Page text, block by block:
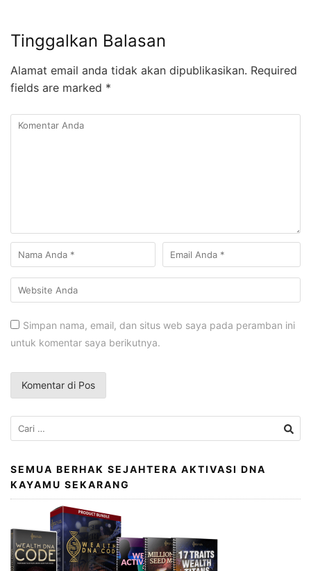
Tinggalkan Balasan
Alamat email anda tidak akan dipublikasikan. Required
fields are marked *
Simpan nama, email, dan situs web saya pada peramban ini
untuk komentar saya berikutnya.
Cari
untuk:
SEMUA BERHAK SEJAHTERA AKTIVASI DNA
KAYAMU SEKARANG